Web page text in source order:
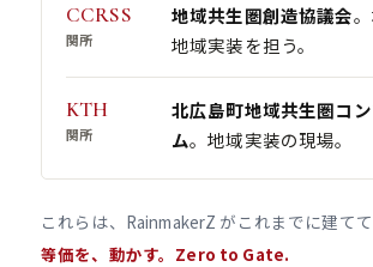
CCRSS
関所
地域共生圏創造協議会
地域実装を担う。
KTH
関所
北広島町地域共生圏コ
ム。地域実装の現場。
これらは、RainmakerZ がこれまでに建てて
等価を、動かす。Zero to Gate.